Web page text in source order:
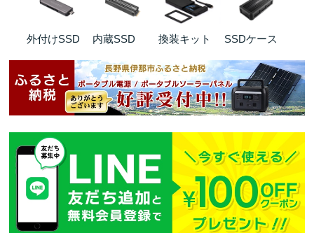
外付けSSD 内蔵SSD 換装キット SSDケース